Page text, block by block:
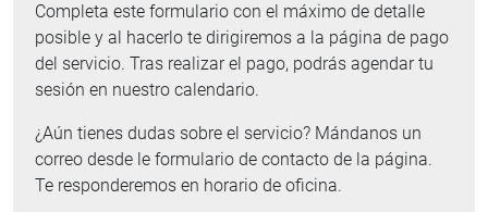
Completa este formulario con el máximo de detalle
posible y al hacerlo te dirigiremos a la página de pago
del servicio. Tras realizar el pago, podrás agendar tu
sesión en nuestro calendario.
¿Aún tienes dudas sobre el servicio? Mándanos un
correo desde le formulario de contacto de la página.
Te responderemos en horario de oficina.